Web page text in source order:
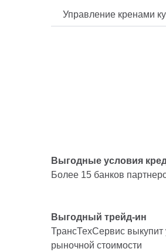
Управление кренами
Выгодные условия
Более 15 банков
Выгодный трейд-ин
ТрансТехСервис выкупит
рыночной стоимости